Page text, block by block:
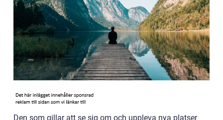
Den som gillar att se sig om och uppleva nya platser